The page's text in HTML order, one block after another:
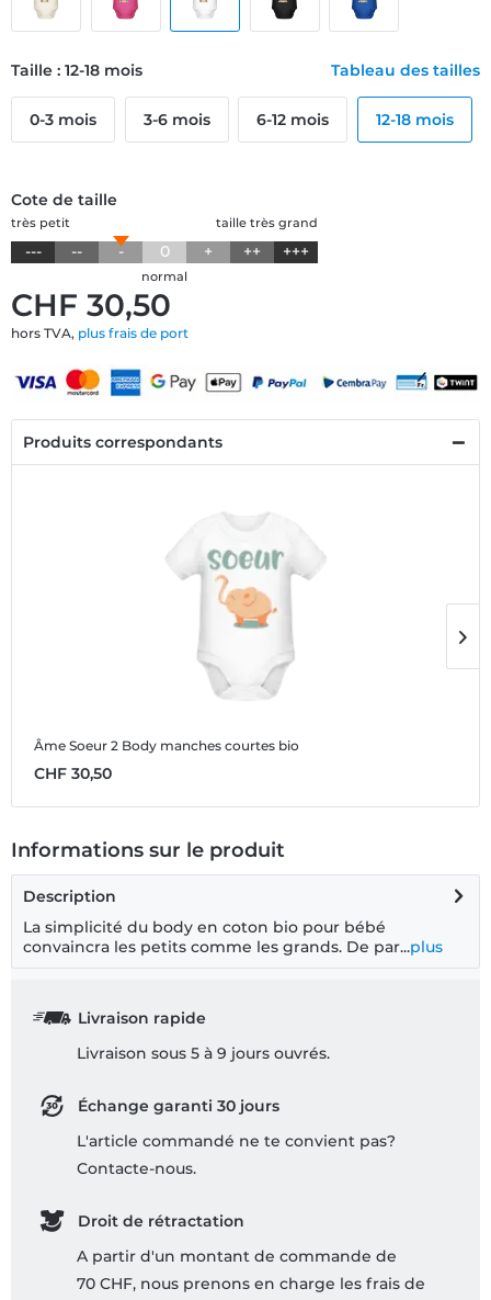
CHF 30,50
hors TVA, plus frais de port
Taille : 12-18 mois Tableau des tailles
0-3 mois 3-6 mois 6-12 mois 12-18 mois
Cote de taille
taille très grand
très petit
--- -- - 0 + ++ +++
normal
Produits correspondants
Âme Soeur 2 Body manches courtes bio
CHF 30,50
Informations sur le produit
Description
La simplicité du body en coton bio pour bébé
convaincra les petits comme les grands. De par...plus
Livraison rapide
Livraison sous 5 à 9 jours ouvrés.
Échange garanti 30 jours
L'article commandé ne te convient pas?
Contacte-nous.
Droit de rétractation
A partir d'un montant de commande de
70 CHF, nous prenons en charge les frais de